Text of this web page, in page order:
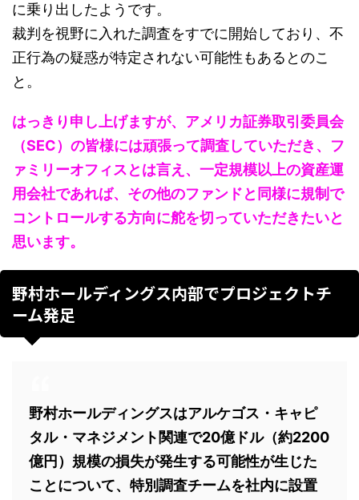
に乗り出したようです。
裁判を視野に入れた調査をすでに開始しており、不
正行為の疑惑が特定されない可能性もあるとのこ
と。
はっきり申し上げますが、アメリカ証券取引委員会
（SEC）の皆様には頑張って調査していただき、フ
ァミリーオフィスとは言え、一定規模以上の資産運
用会社であれば、その他のファンドと同様に規制で
コントロールする方向に舵を切っていただきたいと
思います。
野村ホールディングス内部でプロジェクトチ
ーム発足
野村ホールディングスはアルケゴス・キャピ
タル・マネジメント関連で20億ドル（約2200
億円）規模の損失が発生する可能性が生じた
ことについて、特別調査チームを社内に設置